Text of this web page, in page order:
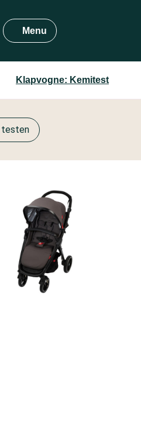
Menu
Klapvogne: Kemitest
testen